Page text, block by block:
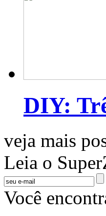
DIY:
veja mais
Leia o
Você